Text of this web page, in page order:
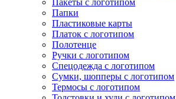
Пакеты с логотипом
Папки
Пластиковые карты
Платок с логотипом
Полотенце
Ручки с логотипом
Спецодежда с логотипом
Сумки, шопперы с логотипом
Термосы с логотипом